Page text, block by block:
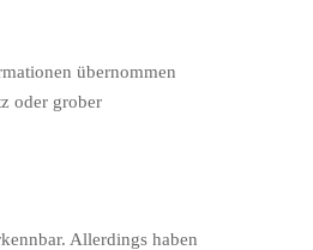
übernommen
oder grober
Allerdings haben